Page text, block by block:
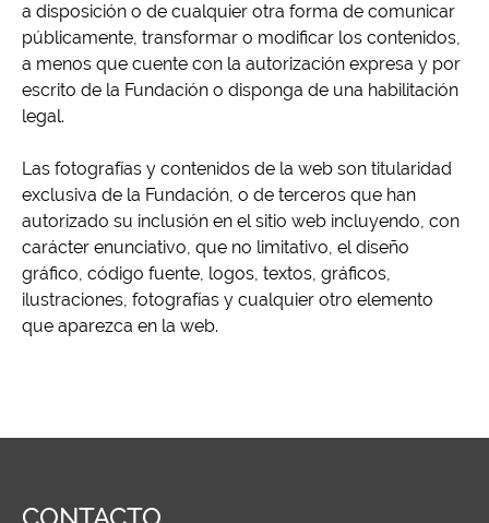
a disposición o de cualquier otra forma de comunicar
públicamente, transformar o modificar los contenidos,
a menos que cuente con la autorización expresa y por
escrito de la Fundación o disponga de una habilitación
legal.
Las fotografías y contenidos de la web son titularidad
exclusiva de la Fundación, o de terceros que han
autorizado su inclusión en el sitio web incluyendo, con
carácter enunciativo, que no limitativo, el diseño
gráfico, código fuente, logos, textos, gráficos,
ilustraciones, fotografías y cualquier otro elemento
que aparezca en la web.